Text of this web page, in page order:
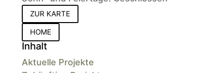
ZUR KARTE
HOME
Inhalt
Aktuelle Projekte